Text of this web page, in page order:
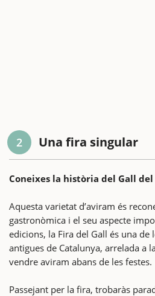
2 Una fira singular
Coneixes la història del Gall del
Aquesta varietat d’aviram és
gastronòmica i el seu aspecte
edicions, la Fira del Gall és una de
antigues de Catalunya, arrelada a
vendre aviram abans de les festes.
Passejant per la fira, trobaràs